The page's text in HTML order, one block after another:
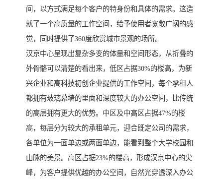
间，以方式满足每个客户的特身份和具体的需求。这造
就了一个高质量的工作空间，给予使用者宽敞广阔的感
觉，同时提供了360度欣赏城市景观的场所。
汉京中心呈现出复杂多变的体量和空间形态，从折叠的
外骨骼可以清楚的看出来，低区占据30%的楼高，为新
兴企业和高科技初创企业提供的工作空间，每个承租人
都拥有玻璃幕墙的里面和深度较大的办公空间，比传统
的高层拥有更大的优势。中区及中高区占据47%的楼
高，每层分为较大的承租单元，迎合既定公司的需求，
各单位为一面单边或两面单边，能看到整个大学校园和
山脉的美景。高区占据23%的楼高，形成汉京中心的尖
峰，为客户提供优越的办公空间，自然光穿透深入办公